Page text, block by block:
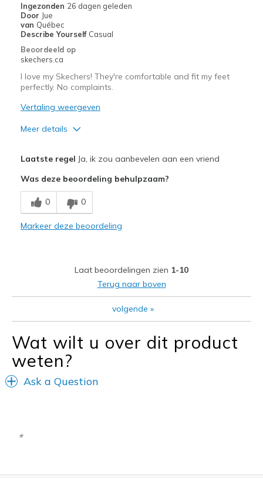
Travel
Width
Sizing
View On Shoes
I'm Into Shoes
Ingezonden 26 dagen geleden
Door Jue
van Québec
Describe Yourself Casual
Beoordeeld op
skechers.ca
I love my Skechers! They're comfortable and fit my feet
perfectly. No complaints.
Vertaling weergeven
Meer details
Breathe Well
Comfortable
Beste toepassingen
Casual Wear
Going Out
Width
Feels true to width
Sizing
View On Shoes
Laatste regel Ja, ik zou aanbevelen aan een vriend
Was deze beoordeling behulpzaam?
0 0
Markeer deze beoordeling
Laat beoordelingen zien 1-10
Terug naar boven
volgende »
Wat wilt u over dit product
weten?
Ask a Question